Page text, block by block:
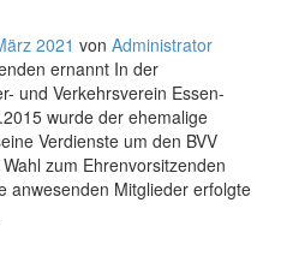
2021 von Administrator
ernannt In der
und Verkehrsverein Essen-
wurde der ehemalige
Verdienste um den BVV
zum Ehrenvorsitzenden
anwesenden Mitglieder erfolgte